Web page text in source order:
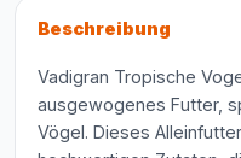
Beschreibung
Vadigran Tropische
ausgewogenes Futter,
Vögel. Dieses